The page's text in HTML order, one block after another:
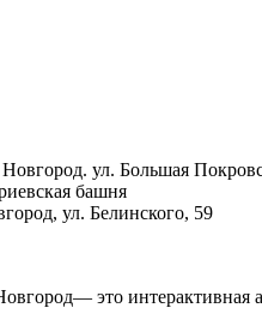
ул. Большая
башня
ул. Белинского, 59
это